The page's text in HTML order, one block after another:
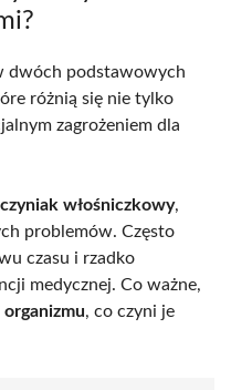
dwóch podstawowych
różnią się nie tylko
zagrożeniem dla
włośniczkowy,
problemów. Często
czasu i rzadko
medycznej. Co ważne,
, co czyni je